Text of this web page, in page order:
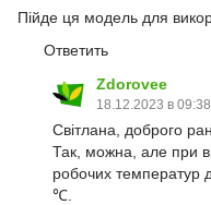
Пійде ця модель для
Ответить
Zdorovee
18.12.2023 в 09:38
Світлана, доброго
Так, можна, але при
робочих температур
℃.